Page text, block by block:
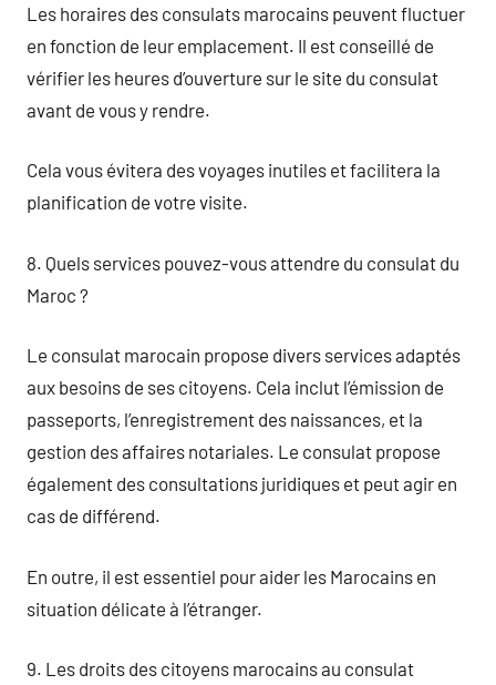
Les horaires des consulats marocains peuvent fluctuer
en fonction de leur emplacement. Il est conseillé de
vérifier les heures d’ouverture sur le site du consulat
avant de vous y rendre.
Cela vous évitera des voyages inutiles et facilitera la
planification de votre visite.
8. Quels services pouvez-vous attendre du consulat du
Maroc ?
Le consulat marocain propose divers services adaptés
aux besoins de ses citoyens. Cela inclut l’émission de
passeports, l’enregistrement des naissances, et la
gestion des affaires notariales. Le consulat propose
également des consultations juridiques et peut agir en
cas de différend.
En outre, il est essentiel pour aider les Marocains en
situation délicate à l’étranger.
9. Les droits des citoyens marocains au consulat